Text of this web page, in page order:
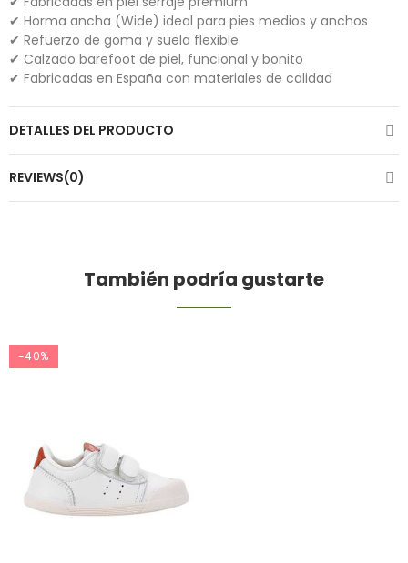
✔ Horma ancha (Wide) ideal para pies medios y anchos
✔ Refuerzo de goma y suela flexible
✔ Calzado barefoot de piel, funcional y bonito
✔ Fabricadas en España con materiales de calidad
DETALLES DEL PRODUCTO
REVIEWS(0)
También podría gustarte
-40%